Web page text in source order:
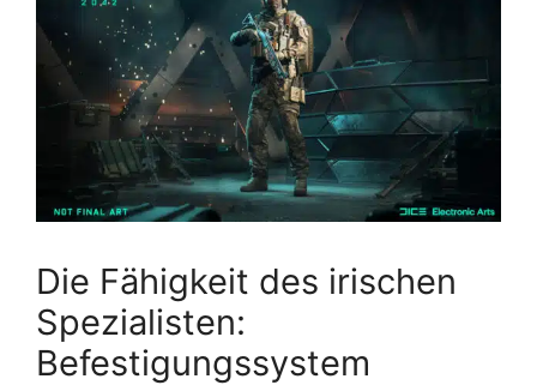
Die Fähigkeit des irischen
Spezialisten:
Befestigungssystem